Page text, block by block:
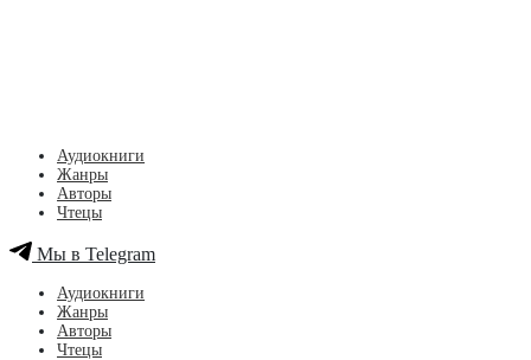
Аудиокниги
Жанры
Авторы
Чтецы
Мы в Telegram
Аудиокниги
Жанры
Авторы
Чтецы